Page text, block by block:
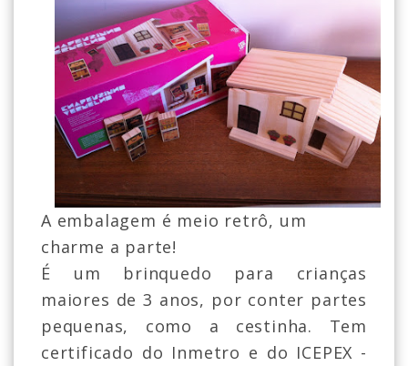
A embalagem é meio retrô, um
charme a parte!
É um brinquedo para crianças
maiores de 3 anos, por conter partes
pequenas, como a cestinha. Tem
certificado do Inmetro e do ICEPEX -